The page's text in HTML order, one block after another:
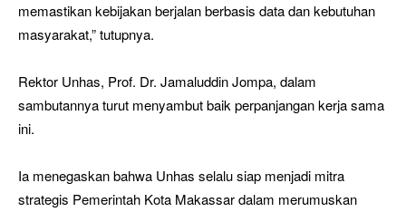
memastikan kebijakan berjalan berbasis data dan kebutuhan
masyarakat,” tutupnya.
Rektor Unhas, Prof. Dr. Jamaluddin Jompa, dalam
sambutannya turut menyambut baik perpanjangan kerja sama
ini.
Ia menegaskan bahwa Unhas selalu siap menjadi mitra
strategis Pemerintah Kota Makassar dalam merumuskan